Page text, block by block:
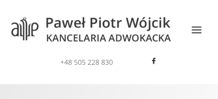
+48 505 228 830